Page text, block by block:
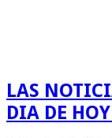
LAS
DIA DE